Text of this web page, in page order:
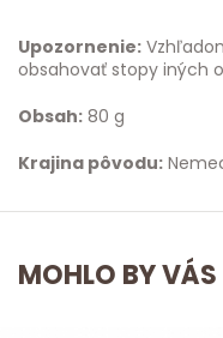
Upozornenie:
obsahovať stopy iných
Obsah: 80 g
Krajina pôvodu:
MOHLO BY